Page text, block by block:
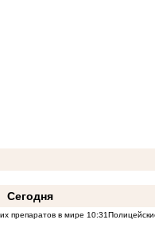
Сегодня
препаратов в мире 10:31